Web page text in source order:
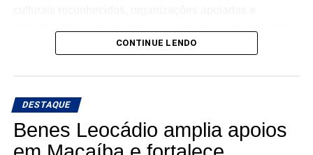
emendas parlamentares. Um trabalho que demonstra que
ações concretas e resultados que reforçam seu
compromisso com o desenvolvimento do Rio Grande do
Norte. Um mandato presente, atuante e comprometido em
CONTINUE LENDO
DESTAQUE
Benes Leocádio amplia apoios